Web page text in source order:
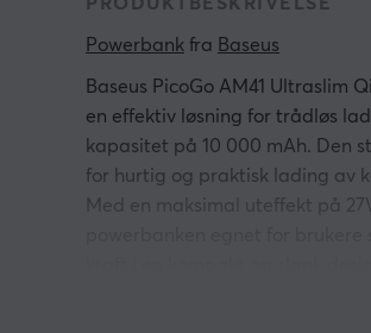
Powerbank fra Baseus
Baseus PicoGo AM41 Ultraslim
en effektiv løsning for trådløs
kapasitet på 10 000 mAh. Den
for hurtig og praktisk lading av
Med en maksimal uteffekt på